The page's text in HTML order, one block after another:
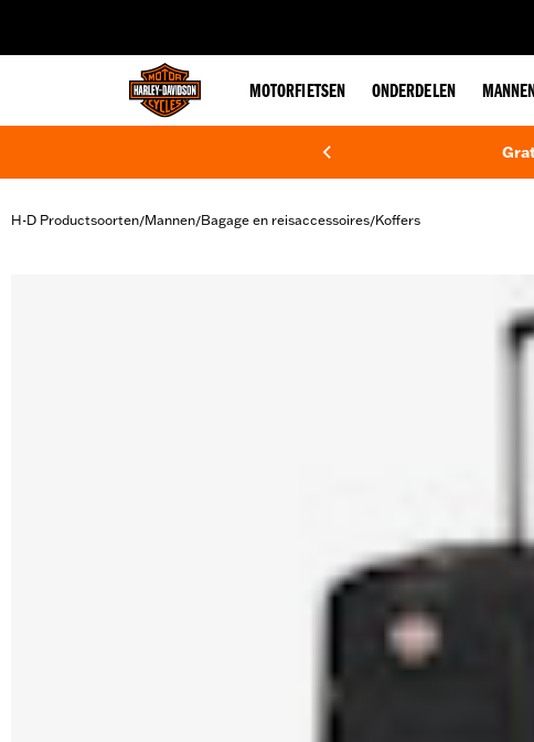
MOTORFIETSEN ONDERDELEN
H-D Productsoorten/Mannen/Bagage en reisaccessoires/Koffers